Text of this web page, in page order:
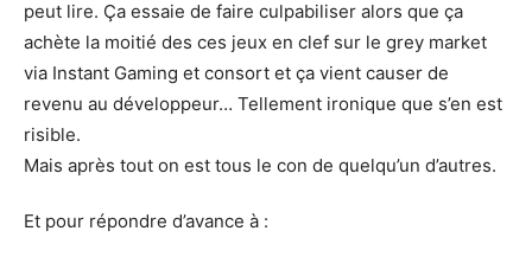
peut lire. Ça essaie de faire culpabiliser alors que ça
achète la moitié des ces jeux en clef sur le grey market
via Instant Gaming et consort et ça vient causer de
revenu au développeur… Tellement ironique que s’en est
risible.
Mais après tout on est tous le con de quelqu’un d’autres.
Et pour répondre d’avance à :